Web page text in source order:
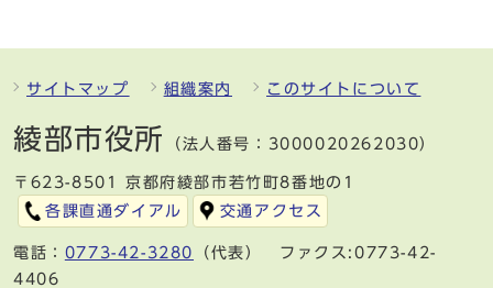
サイトマップ 組織案内 このサイトについて
綾部市役所 （法人番号：3000020262030）
〒623-8501 京都府綾部市若竹町8番地の1
各課直通ダイアル
交通アクセス
電話： 0773-42-3280
（代表） ファクス:0773-42-
4406